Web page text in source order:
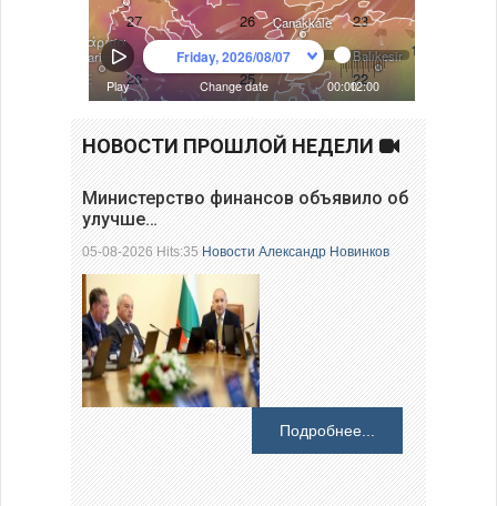
НОВОСТИ ПРОШЛОЙ НЕДЕЛИ
Министерство финансов объявило об
улучше…
05-08-2026 Hits:35Новости Александр Новинков
Подробнее...